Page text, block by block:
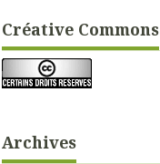
Créative Commons
Archives